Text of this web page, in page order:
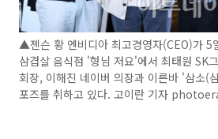
▲젠슨 황 엔비디아 최고경영자(CEO)가 5
삼겹살 음식점 '형님 저요'에서 최태원 SK
회장, 이해진 네이버 의장과 이른바 '삼소(
포즈를 취하고 있다. 고이란 기자